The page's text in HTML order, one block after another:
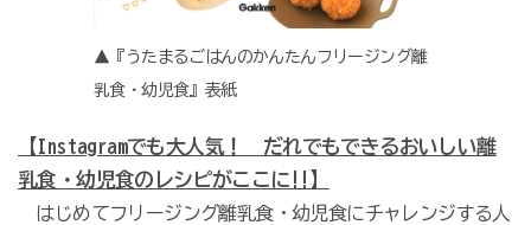
▲『うたまるごはんのかんたんフリージング離
乳食・幼児食』表紙
【Instagramでも大人気！ だれでもできるおいしい離
乳食・幼児食のレシピがここに!!】
はじめてフリージング離乳食・幼児食にチャレンジする人